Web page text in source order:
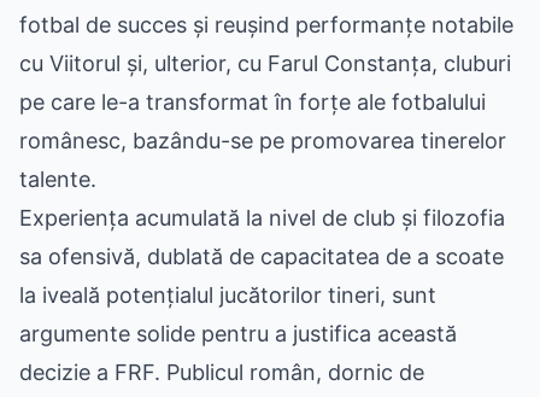
fotbal de succes și reușind performanțe notabile
cu Viitorul și, ulterior, cu Farul Constanța, cluburi
pe care le-a transformat în forțe ale fotbalului
românesc, bazându-se pe promovarea tinerelor
talente.
Experiența acumulată la nivel de club și filozofia
sa ofensivă, dublată de capacitatea de a scoate
la iveală potențialul jucătorilor tineri, sunt
argumente solide pentru a justifica această
decizie a FRF. Publicul român, dornic de